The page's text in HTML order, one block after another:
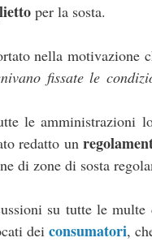
per la sosta.
nella motivazione
fissate le
le amministrazioni
redatto un
di zone di sosta
su tutte le
dei consumatori,